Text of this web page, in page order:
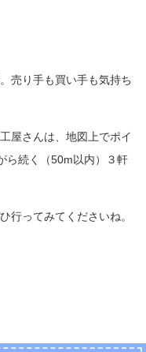
売り手も買い手も気持ち
屋さんは、地図上でポイ
ら続く（50m以内）３軒
行ってみてくださいね。